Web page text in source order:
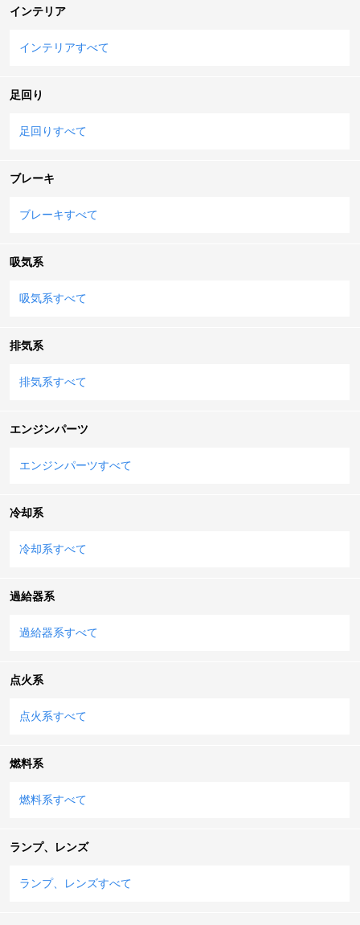
インテリア
インテリアすべて
足回り
足回りすべて
ブレーキ
ブレーキすべて
吸気系
吸気系すべて
排気系
排気系すべて
エンジンパーツ
エンジンパーツすべて
冷却系
冷却系すべて
過給器系
過給器系すべて
点火系
点火系すべて
燃料系
燃料系すべて
ランプ、レンズ
ランプ、レンズすべて